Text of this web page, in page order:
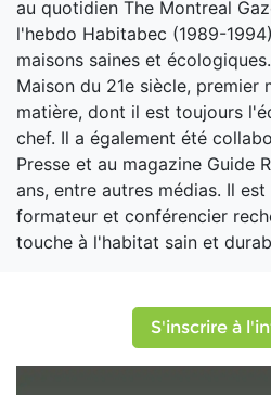
au quotidien The Montreal
l'hebdo Habitabec (1989-
maisons saines et
Maison du 21e siècle, premier
matière, dont il est toujours
chef. Il a également été
Presse et au magazine Guide
ans, entre autres médias. Il
formateur et conférencier
touche à l'habitat sain et
S'inscrire à